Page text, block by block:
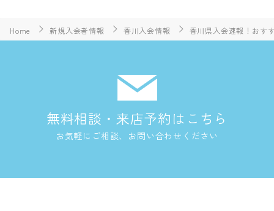
Home 新規入会者情報 香川入会情報 香川県入会速報！おす
無料相談・来店予約はこちら
お気軽にご相談、お問い合わせください